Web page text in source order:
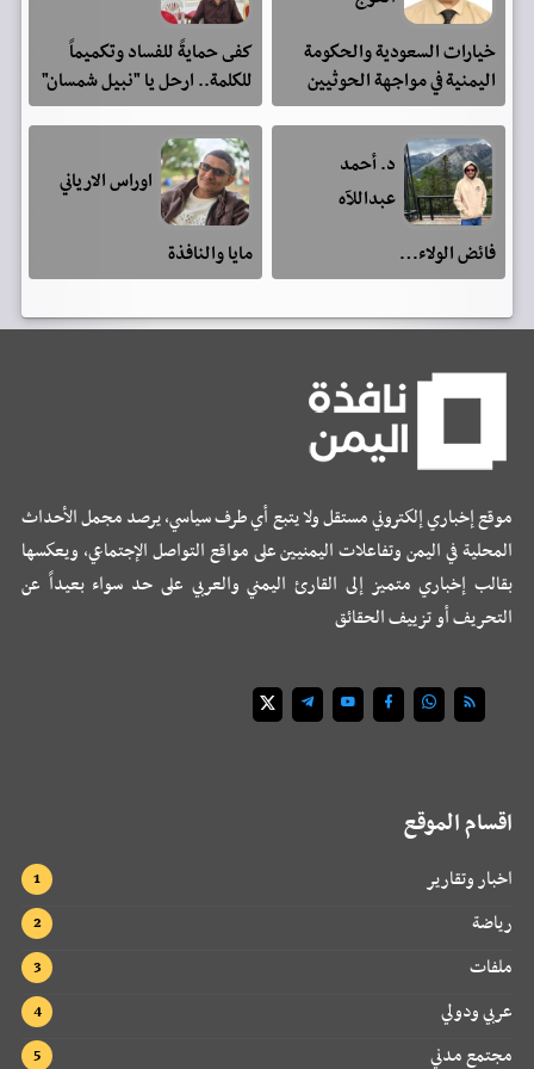
خيارات السعودية والحكومة
اليمنية في مواجهة الحوثيين
كفى حمايةً للفساد وتكميماً
للكلمة.. ارحل يا "نبيل شمسان"
د. أحمد
عبداللآه
فائض الولاء…
اوراس الارياني
مايا والنافذة
موقع إخباري إلكتروني مستقل ولا يتبع أي طرف سياسي، يرصد مجمل الأحداث
المحلية في اليمن وتفاعلات اليمنيين على مواقع التواصل الإجتماعي، ويعكسها
بقالب إخباري متميز إلى القارئ اليمني والعربي على حد سواء بعيداً عن
التحريف أو تزييف الحقائق
اقسام الموقع
اخبار وتقارير
رياضة
ملفات
عربي ودولي
مجتمع مدني